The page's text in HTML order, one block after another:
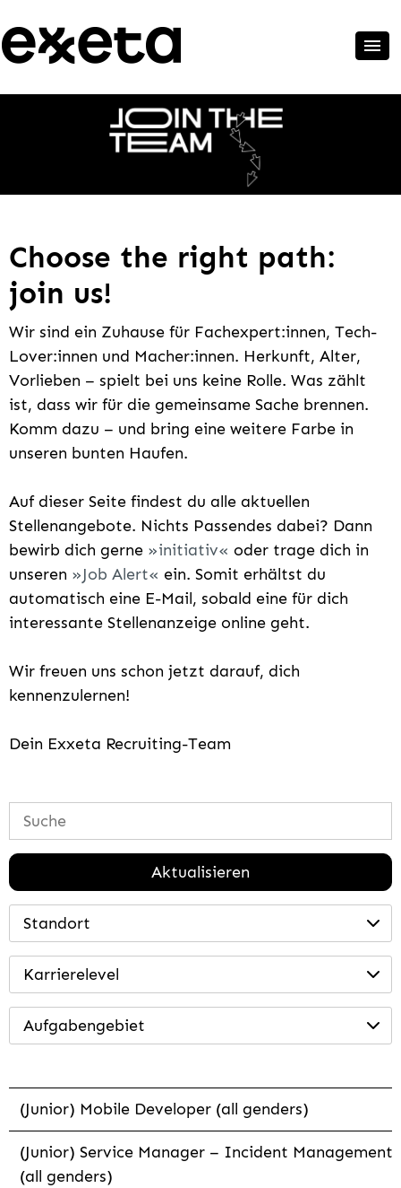
Choose the right path:
join us!
Wir sind ein Zuhause für Fachexpert:innen, Tech-
Lover:innen und Macher:innen. Herkunft, Alter,
Vorlieben – spielt bei uns keine Rolle. Was zählt
ist, dass wir für die gemeinsame Sache brennen.
Komm dazu – und bring eine weitere Farbe in
unseren bunten Haufen.
Auf dieser Seite findest du alle aktuellen
Stellenangebote. Nichts Passendes dabei? Dann
bewirb dich gerne
initiativ
oder trage dich in
unseren
Job Alert
ein. Somit erhältst du
automatisch eine E-Mail, sobald eine für dich
interessante Stellenanzeige online geht.
Wir freuen uns schon jetzt darauf, dich
kennenzulernen!
Dein Exxeta Recruiting-Team
Aktualisieren
Standort
Karrierelevel
Aufgabengebiet
(Junior) Mobile Developer (all genders)
(Junior) Service Manager – Incident Management
(all genders)